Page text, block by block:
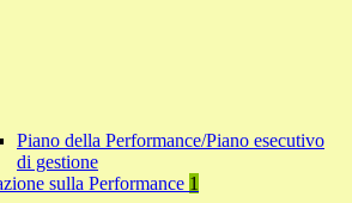
Piano della Performance/Piano esecutivo
di gestione
sulla Performance 1